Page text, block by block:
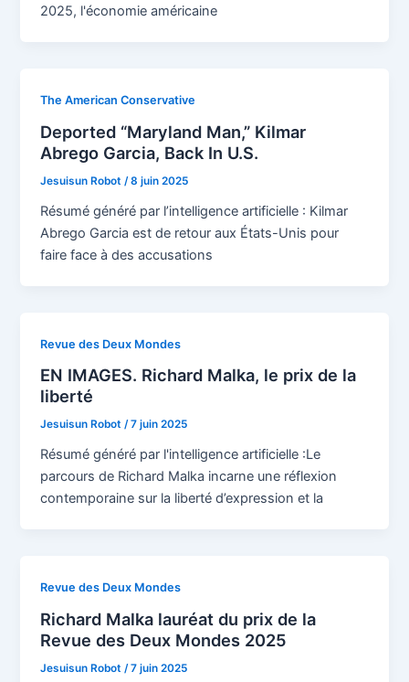
2025, l'économie américaine
The American Conservative
Deported “Maryland Man,” Kilmar
Abrego Garcia, Back In U.S.
Jesuisun Robot/8 juin 2025
Résumé généré par l’intelligence artificielle : Kilmar
Abrego Garcia est de retour aux États-Unis pour
faire face à des accusations
Revue des Deux Mondes
EN IMAGES. Richard Malka, le prix de la
liberté
Jesuisun Robot/7 juin 2025
Résumé généré par l'intelligence artificielle :Le
parcours de Richard Malka incarne une réflexion
contemporaine sur la liberté d’expression et la
Revue des Deux Mondes
Richard Malka lauréat du prix de la
Revue des Deux Mondes 2025
Jesuisun Robot /7 juin 2025